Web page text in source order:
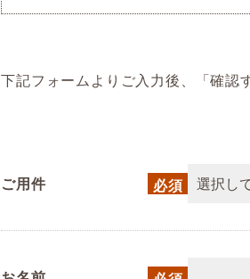
下記フォームよりご入力後、「確認
ご用件